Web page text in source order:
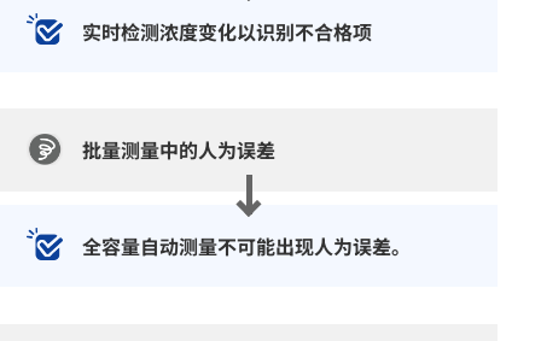
实时检测浓度变化以识别不合格项
批量测量中的人为误差
全容量自动测量不可能出现人为误差。